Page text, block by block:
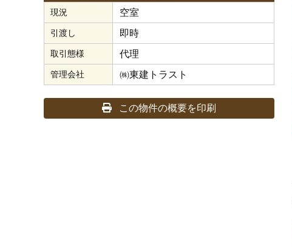
現況 空室
引渡し 即時
取引態様 代理
管理会社 ㈱東建トラスト
この物件の概要を印刷